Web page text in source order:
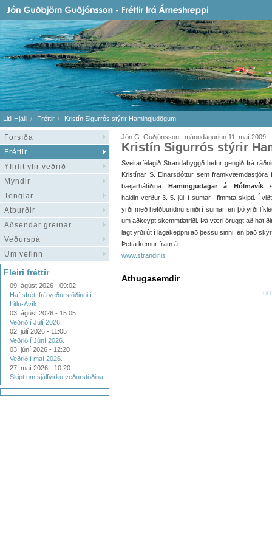
Litli Hjalli Fréttir Kristín Sigurrós stýrir Hamingjudögum.
Forsíða
Fréttir
Yfirlit yfir veðrið
Myndir
Tenglar
Atburðir
Aðsendar greinar
Veðurspá
Um vefinn
Fleiri fréttir
09. ágúst 2026 - 09:02
Hafísfrétt frá veðurstöðinni í
Litlu-Ávík.
03. ágúst 2026 - 15:05
Veðrið í Júlí 2026.
02. júlí 2026 - 11:05
Veðrið í Júní 2026.
03. júní 2026 - 12:20
Veðrið í maí 2026.
27. maí 2026 - 10:20
Skipt um sjálfvirku veðurstöðina.
Jón G. Guðjónsson | mánudagurinn 11. maí 2009
Kristín Sigurrós stýrir
Sveitarfélagið Strandabyggð hefur gengið frá
Kristínar S. Einarsdóttur sem framkvæmdastjóra
bæjarhátíðina Hamingjudagar á Hólmavík
haldin verður 3.-5. júlí í sumar í fimmta skipti. Í
yrði með hefðbundnu sniði í sumar, en þó yrði
um aðkeypt skemmtiatriði. Þá væri öruggt að
lagt yrði út í lagakeppni að þessu sinni, en það
Þetta kemur fram á
www.strandir.is
Athugasemdir
Til